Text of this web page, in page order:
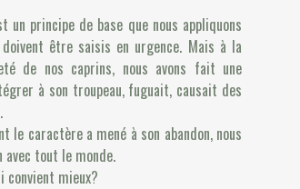
un principe de base que nous appliquons
être saisis en urgence. Mais à la
de nos caprins, nous avons fait une
à son troupeau, fuguait, causait des
caractère a mené à son abandon, nous
tout le monde.
mieux?